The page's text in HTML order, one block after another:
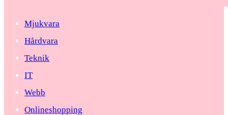
Mjukvara
Hårdvara
Teknik
IT
Webb
Onlineshopping